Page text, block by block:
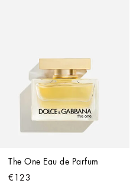
The One Eau de Parfum
€123